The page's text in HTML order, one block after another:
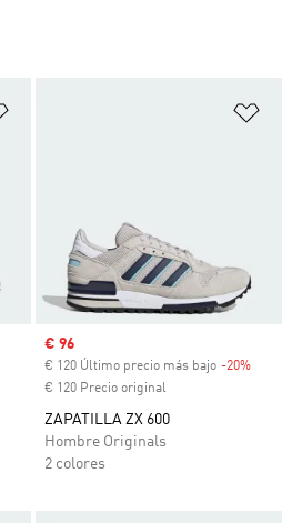
Descuento
Precio de venta
€ 96
€ 120 Último precio más bajo -20%
€ 120 Precio original
ZAPATILLA ZX 600
Hombre Originals
2 colores